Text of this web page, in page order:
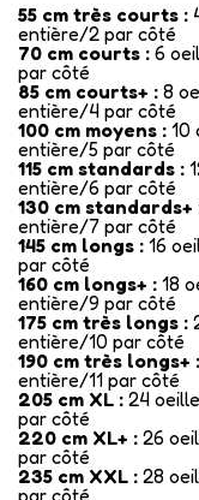
55 cm très courts :
entière/2 par côté
70 cm courts : 6
par côté
85 cm courts+ : 8
entière/4 par côté
100 cm moyens : 10
entière/5 par côté
115 cm standards :
entière/6 par côté
130 cm standards+
entière/7 par côté
145 cm longs : 16
par côté
160 cm longs+ : 18
entière/9 par côté
175 cm très longs :
entière/10 par côté
190 cm très longs+ :
entière/11 par côté
205 cm XL : 24
par côté
220 cm XL+ : 26
par côté
235 cm XXL : 28
par côté